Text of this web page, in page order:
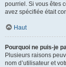
pourriel. Si vous êtes
avez spécifiée était
Haut
Pourquoi ne puis-je
Plusieurs raisons
nom d’utilisateur et